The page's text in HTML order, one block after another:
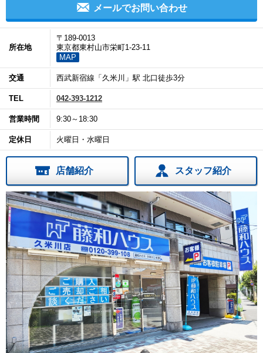
メールでお問い合わせ
所在地
〒189-0013
東京都東村山市栄町1-23-11
MAP
交通 西武新宿線「久米川」駅 北口徒歩3分
TEL 042-393-1212
営業時間 9:30～18:30
定休日 火曜日・水曜日
店舗紹介 スタッフ紹介